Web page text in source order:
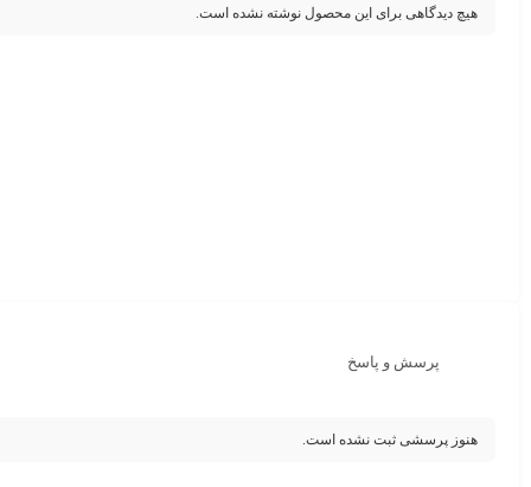
هیچ دیدگاهی برای این محصول نوشته نشده است.
پرسش و پاسخ
هنوز پرسشی ثبت نشده است.